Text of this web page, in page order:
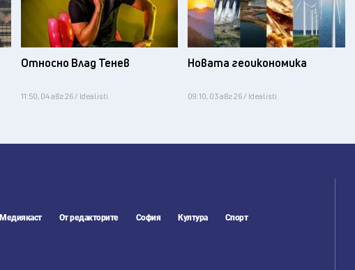
Относно Влад Тенев
11:50, 04 авг 26 / Idealisti
Новата геоикономика
09:10, 03 авг 26 / Idealisti
Медиякаст От редакторите София Култура
Спорт